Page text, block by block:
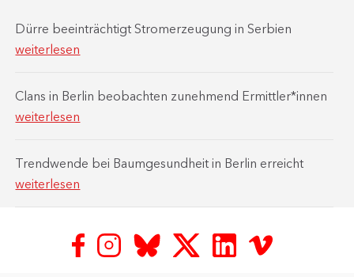
Dürre beeinträchtigt Stromerzeugung in Serbien
weiterlesen
Clans in Berlin beobachten zunehmend Ermittler*innen
weiterlesen
Trendwende bei Baumgesundheit in Berlin erreicht
weiterlesen